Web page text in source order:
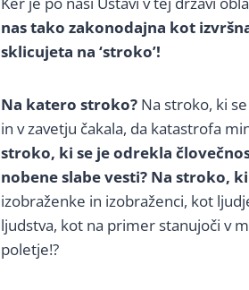
nas tako zakonodajna kot
sklicujeta na ‘stroko’!
Na katero stroko? Na stroko, ki
in v zavetju čakala, da katastrofa
stroko, ki se je odrekla
nobene slabe vesti? Na stroko,
izobraženke in izobraženci, kot
ljudstva, kot na primer stanujoči v
poletje!?